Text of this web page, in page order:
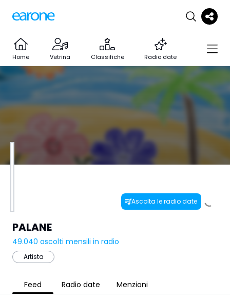
Home Vetrina Classifiche Radio date
Ascolta le radio date
PALANE
49.040 ascolti mensili in radio
Artista
Feed Radio date Menzioni